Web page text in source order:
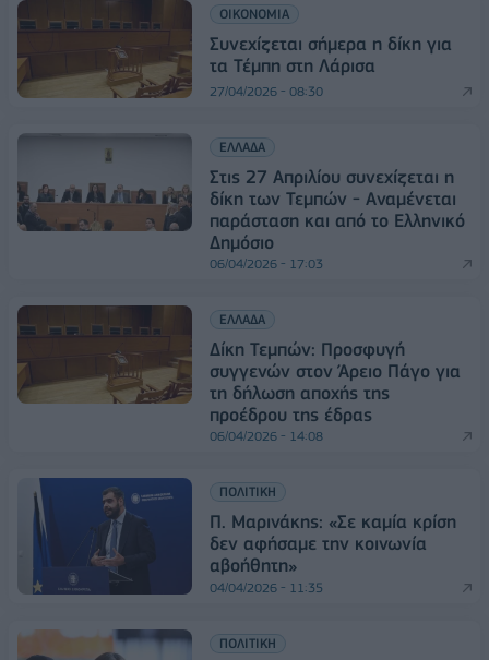
ΟΙΚΟΝΟΜΙΑ
Συνεχίζεται σήμερα η δίκη για
τα Τέμπη στη Λάρισα
27/04/2026 - 08:30
ΕΛΛΑΔΑ
Στις 27 Απριλίου συνεχίζεται η
δίκη των Τεμπών - Αναμένεται
παράσταση και από το Ελληνικό
Δημόσιο
06/04/2026 - 17:03
ΕΛΛΑΔΑ
Δίκη Τεμπών: Προσφυγή
συγγενών στον Άρειο Πάγο για
τη δήλωση αποχής της
προέδρου της έδρας
06/04/2026 - 14:08
ΠΟΛΙΤΙΚΗ
Π. Μαρινάκης: «Σε καμία κρίση
δεν αφήσαμε την κοινωνία
αβοήθητη»
04/04/2026 - 11:35
ΠΟΛΙΤΙΚΗ